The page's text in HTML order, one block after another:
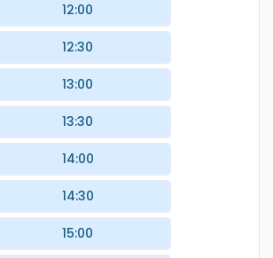
12:00
12:30
13:00
13:30
14:00
14:30
15:00